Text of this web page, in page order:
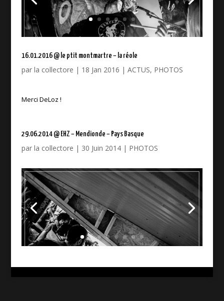
16.01.2016 @ le ptit montmartre – la réole
par la collectore | 18 Jan 2016 | ACTUS, PHOTOS
Merci DeLoz !
29.06.2014 @ EHZ – Mendionde – Pays Basque
par la collectore | 30 Juin 2014| PHOTOS